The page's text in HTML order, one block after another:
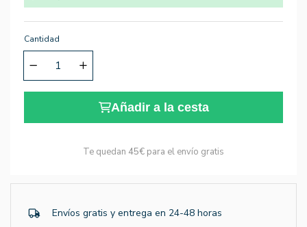
Cantidad
Añadir a la cesta
Te quedan 45€ para el envío gratis
Envíos gratis y entrega en 24-48 horas